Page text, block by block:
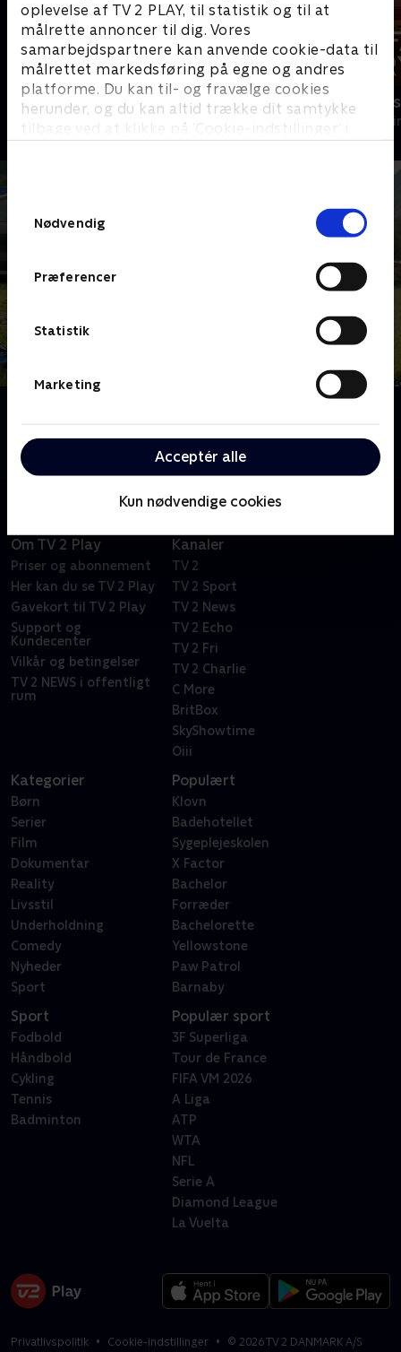
oplevelse af TV 2 PLAY, til statistik og til at
målrette annoncer til dig. Vores
samarbejdspartnere kan anvende cookie-data til
målrettet markedsføring på egne og andres
platforme. Du kan til- og fravælge cookies
herunder, og du kan altid trække dit samtykke
tilbage ved at klikke på ’Cookie-indstillinger’ i
Nødvendig
Præferencer
Statistik
Marketing
Acceptér alle
Kun nødvendige cookies
Mord på Mallorca
Krimi & Spænding • 2 sæsoner
Farligt
Krimi &
mistænkelige mord i Berchtesgaden.
Om TV 2 Play
Priser og abonnement
Her kan du se TV 2 Play
Gavekort til TV 2 Play
Support og
Kundecenter
Vilkår og betingelser
TV 2 NEWS i offentligt
rum
Kanaler
TV 2
TV 2 Sport
TV 2 News
TV 2 Echo
TV 2 Fri
TV 2 Charlie
C More
BritBox
SkyShowtime
Oiii
Kategorier
Børn
Serier
Film
Dokumentar
Reality
Livsstil
Underholdning
Comedy
Nyheder
Sport
Populært
Klovn
Badehotellet
Sygeplejeskolen
X Factor
Bachelor
Forræder
Bachelorette
Yellowstone
Paw Patrol
Barnaby
Sport
Fodbold
Håndbold
Cykling
Tennis
Badminton
Populær sport
3F Superliga
Tour de France
FIFA VM 2026
A Liga
ATP
WTA
NFL
Serie A
Diamond League
La Vuelta
Privatlivspolitik Cookie-indstillinger © 2026TV 2 DANMARK A/S